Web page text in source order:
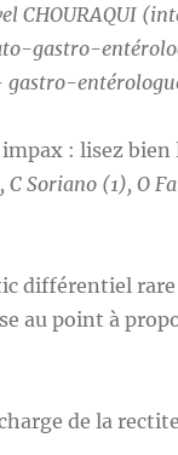
CHOURAQUI
gastro-
impax : lisez
Soriano (1), O
différentiel rare
au point à
de la